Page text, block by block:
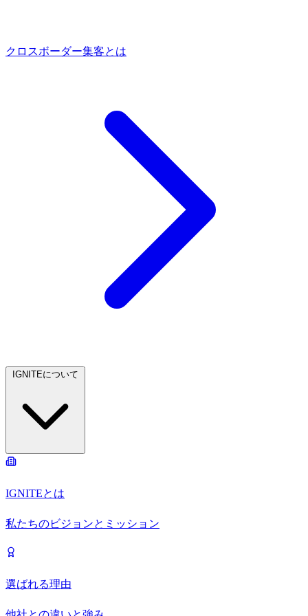
クロスボーダー集客とは
IGNITEとは
私たちのビジョンとミッション
選ばれる理由